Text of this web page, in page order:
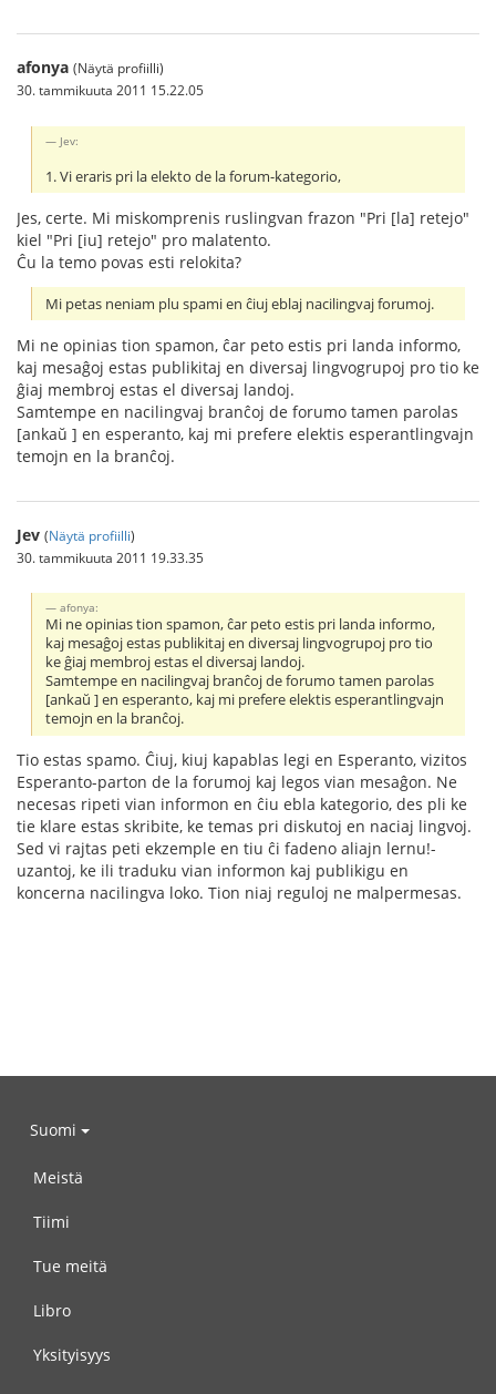
afonya (Näytä profiilli)
30. tammikuuta 2011 15.22.05
Jev:
1. Vi eraris pri la elekto de la forum-kategorio,
Jes, certe. Mi miskomprenis ruslingvan frazon "Pri [la] retejo"
kiel "Pri [iu] retejo" pro malatento.
Ĉu la temo povas esti relokita?
Mi petas neniam plu spami en ĉiuj eblaj nacilingvaj forumoj.
Mi ne opinias tion spamon, ĉar peto estis pri landa informo,
kaj mesaĝoj estas publikitaj en diversaj lingvogrupoj pro tio ke
ĝiaj membroj estas el diversaj landoj.
Samtempe en nacilingvaj branĉoj de forumo tamen parolas
[ankaŭ ] en esperanto, kaj mi prefere elektis esperantlingvajn
temojn en la branĉoj.
Jev (Näytä profiilli)
30. tammikuuta 2011 19.33.35
afonya:
Mi ne opinias tion spamon, ĉar peto estis pri landa informo,
kaj mesaĝoj estas publikitaj en diversaj lingvogrupoj pro tio
ke ĝiaj membroj estas el diversaj landoj.
Samtempe en nacilingvaj branĉoj de forumo tamen parolas
[ankaŭ ] en esperanto, kaj mi prefere elektis esperantlingvajn
temojn en la branĉoj.
Tio estas spamo. Ĉiuj, kiuj kapablas legi en Esperanto, vizitos
Esperanto-parton de la forumoj kaj legos vian mesaĝon. Ne
necesas ripeti vian informon en ĉiu ebla kategorio, des pli ke
tie klare estas skribite, ke temas pri diskutoj en naciaj lingvoj.
Sed vi rajtas peti ekzemple en tiu ĉi fadeno aliajn lernu!-
uzantoj, ke ili traduku vian informon kaj publikigu en
koncerna nacilingva loko. Tion niaj reguloj ne malpermesas.
Suomi
Meistä
Tiimi
Tue meitä
Libro
Yksityisyys